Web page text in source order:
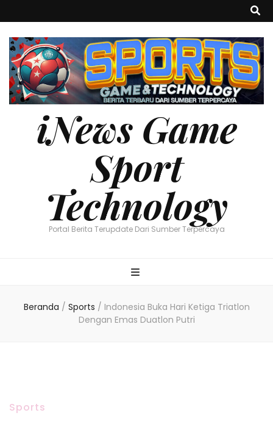
iNews Game
Sport
Technology
Portal Berita Terupdate Dari Sumber Terpercaya
Beranda / Sports / Indonesia Buka Hari Ketiga Triatlon
Dengan Emas Duatlon Putri
Sports